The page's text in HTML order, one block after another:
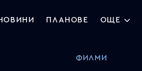
ПЛАНОВЕ ОЩЕ
ФИЛМИ